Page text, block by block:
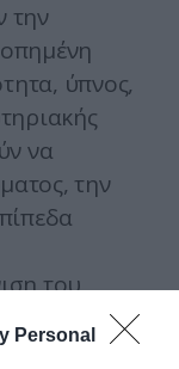
Personal
την
ύπνος,
να
την
του
Αλλά
των